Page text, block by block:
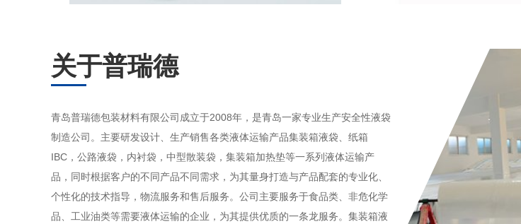
关于普瑞德
青岛普瑞德包装材料有限公司成立于2008年，是青岛一家专业生产安全性液袋
制造公司。主要研发设计、生产销售各类液体运输产品集装箱液袋、纸箱
IBC，公路液袋，内衬袋，中型散装袋，集装箱加热垫等一系列液体运输产
品，同时根据客户的不同产品不同需求，为其量身打造与产品配套的专业化、
个性化的技术指导，物流服务和售后服务。公司主要服务于食品类、非危化学
品、工业油类等需要液体运输的企业，为其提供优质的一条龙服务。集装箱液